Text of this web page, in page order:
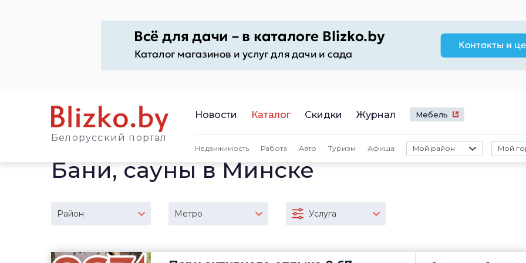
Белорусский портал
Новости Каталог Скидки Журнал Мебель
Недвижимость Работа Авто Туризм Афиша Мой район Мой
Бани, сауны в Минске
Район Метро Услуга